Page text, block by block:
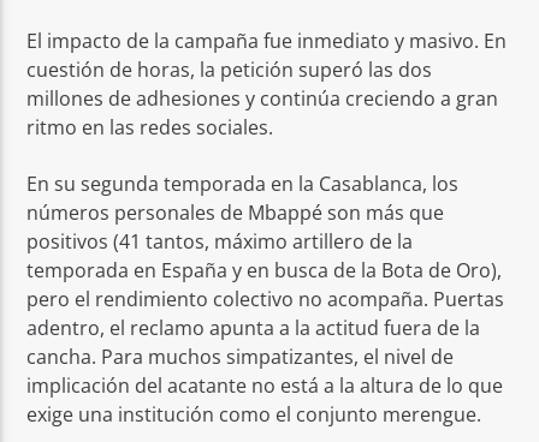
El impacto de la campaña fue inmediato y masivo. En
cuestión de horas, la petición superó las dos
millones de adhesiones y continúa creciendo a gran
ritmo en las redes sociales.
En su segunda temporada en la Casablanca, los
números personales de Mbappé son más que
positivos (41 tantos, máximo artillero de la
temporada en España y en busca de la Bota de Oro),
pero el rendimiento colectivo no acompaña. Puertas
adentro, el reclamo apunta a la actitud fuera de la
cancha. Para muchos simpatizantes, el nivel de
implicación del acatante no está a la altura de lo que
exige una institución como el conjunto merengue.